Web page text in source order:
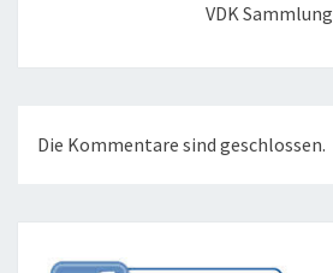
VDK Sammlung
Die Kommentare sind geschlossen.